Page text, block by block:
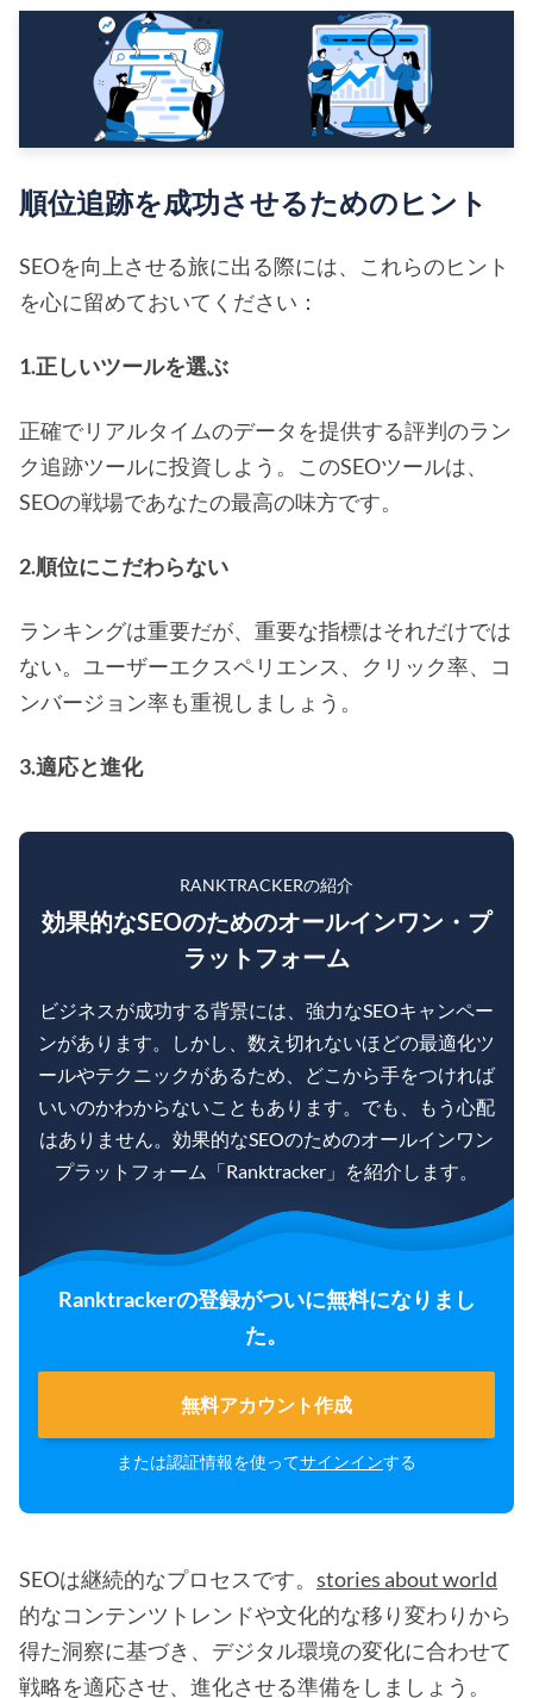
順位追跡を成功させるためのヒント
SEOを向上させる旅に出る際には、これらのヒント
を心に留めておいてください：
1.正しいツールを選ぶ
正確でリアルタイムのデータを提供する評判のラン
ク追跡ツールに投資しよう。このSEOツールは、
SEOの戦場であなたの最高の味方です。
2.順位にこだわらない
ランキングは重要だが、重要な指標はそれだけでは
ない。ユーザーエクスペリエンス、クリック率、コ
ンバージョン率も重視しましょう。
3.適応と進化
RANKTRACKERの紹介
効果的なSEOのためのオールインワン・プ
ラットフォーム
ビジネスが成功する背景には、強力なSEOキャンペー
ンがあります。しかし、数え切れないほどの最適化ツ
ールやテクニックがあるため、どこから手をつければ
いいのかわからないこともあります。でも、もう心配
はありません。効果的なSEOのためのオールインワン
プラットフォーム「Ranktracker」を紹介します。
Ranktrackerの登録がついに無料になりまし
た。
無料アカウント作成
または認証情報を使ってサインインする
SEOは継続的なプロセスです。 stories about world
的なコンテンツトレンドや文化的な移り変わりから
得た洞察に基づき、デジタル環境の変化に合わせて
戦略を適応させ、進化させる準備をしましょう。